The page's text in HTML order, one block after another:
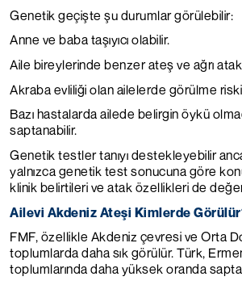
Genetik geçişte şu durumlar görülebilir:
Anne ve baba taşıyıcı olabilir.
Aile bireylerinde benzer ateş ve ağrı
Akraba evliliği olan ailelerde görülme
Bazı hastalarda ailede belirgin öykü
saptanabilir.
Genetik testler tanıyı destekleyebilir
yalnızca genetik test sonucuna göre
klinik belirtileri ve atak özellikleri de
Ailevi Akdeniz Ateşi Kimlerde
FMF, özellikle Akdeniz çevresi ve Orta
toplumlarda daha sık görülür. Türk,
toplumlarında daha yüksek oranda